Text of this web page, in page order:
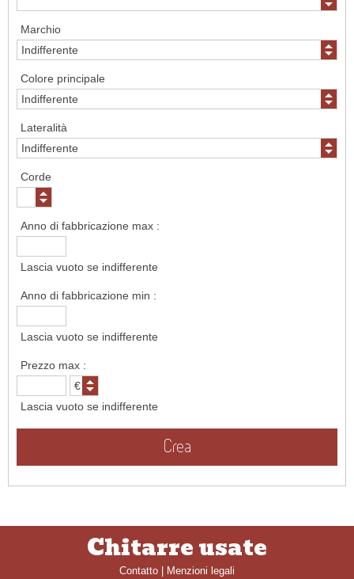
Marchio
Colore principale
Lateralità
Corde
Anno di fabbricazione max :
Lascia vuoto se indifferente
Anno di fabbricazione min :
Lascia vuoto se indifferente
Prezzo max :
Lascia vuoto se indifferente
Crea
Chitarre usate
Contatto Menzioni legali